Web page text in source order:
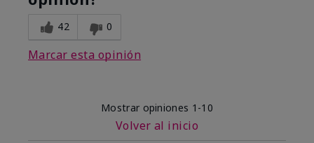
42 0
Marcar esta opinión
Mostrar opiniones 1-10
Volver al inicio